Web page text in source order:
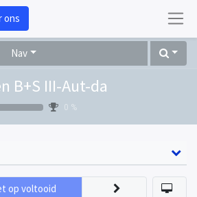
ons
Nav
B+S III-Aut-da
0 %
op voltooid